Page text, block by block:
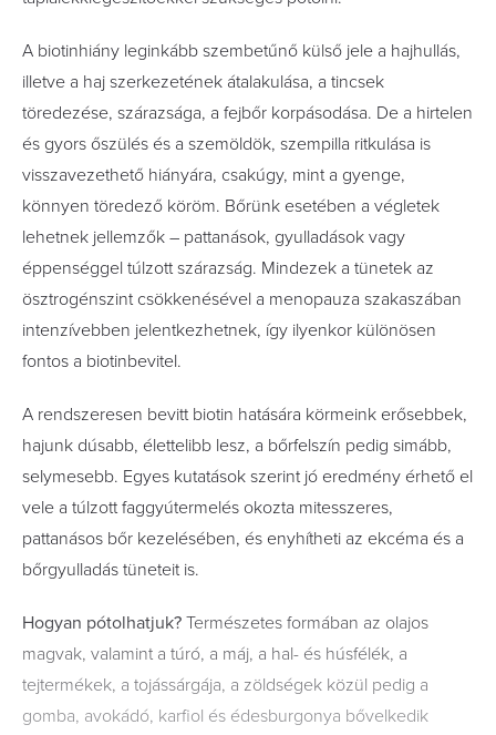
A biotinhiány leginkább szembetűnő külső jele a hajhullás,
illetve a haj szerkezetének átalakulása, a tincsek
töredezése, szárazsága, a fejbőr korpásodása. De a hirtelen
és gyors őszülés és a szemöldök, szempilla ritkulása is
visszavezethető hiányára, csakúgy, mint a gyenge,
könnyen töredező köröm. Bőrünk esetében a végletek
lehetnek jellemzők – pattanások, gyulladások vagy
éppenséggel túlzott szárazság. Mindezek a tünetek az
ösztrogénszint csökkenésével a menopauza szakaszában
intenzívebben jelentkezhetnek, így ilyenkor különösen
fontos a biotinbevitel.
A rendszeresen bevitt biotin hatására körmeink erősebbek,
hajunk dúsabb, élettelibb lesz, a bőrfelszín pedig simább,
selymesebb. Egyes kutatások szerint jó eredmény érhető el
vele a túlzott faggyútermelés okozta mitesszeres,
pattanásos bőr kezelésében, és enyhítheti az ekcéma és a
bőrgyulladás tüneteit is.
Hogyan pótolhatjuk? Természetes formában az olajos
magvak, valamint a túró, a máj, a hal- és húsfélék, a
tejtermékek, a tojássárgája, a zöldségek közül pedig a
gomba, avokádó, karfiol és édesburgonya bővelkedik